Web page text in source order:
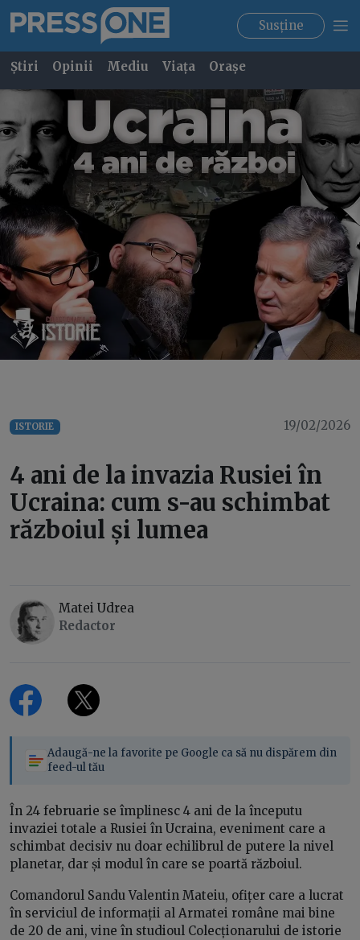
Susține
Știri Opinii Mediu Viața Orașe
ISTORIE 19/02/2026
4 ani de la invazia Rusiei în
Ucraina: cum s-au schimbat
războiul și lumea
Matei Udrea
Redactor
Adaugă-ne la favorite pe Google ca să nu dispărem din
feed-ul tău
În 24 februarie se împlinesc 4 ani de la începutu
invaziei totale a Rusiei în Ucraina, eveniment care a
schimbat decisiv nu doar echilibrul de putere la nivel
planetar, dar și modul în care se poartă războiul.
Comandorul Sandu Valentin Mateiu, ofițer care a lucrat
în serviciul de informații al Armatei române mai bine
de 20 de ani, vine în studioul Colecționarului de istorie